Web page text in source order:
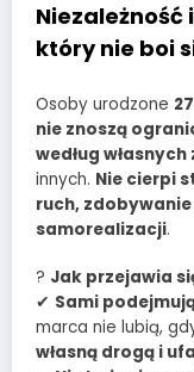
który nie boi
Osoby urodzone
nie znoszą
według własnych
innych. Nie cierpi
ruch,
samorealizacji.
? Jak przejawia
✔ Sami
marca nie lubią,
własną drogą i